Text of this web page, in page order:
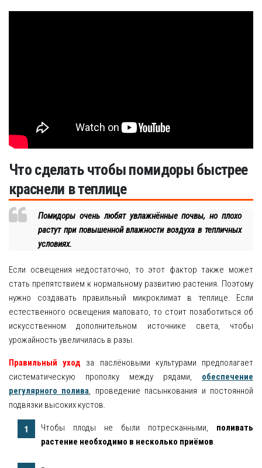
Что сделать чтобы помидоры быстрее
краснели в теплице
Помидоры очень любят увлажнённые почвы, но плохо
растут при повышенной влажности воздуха в тепличных
условиях.
Если освещения недостаточно, то этот фактор также может
стать препятствием к нормальному развитию растения. Поэтому
нужно создавать правильный микроклимат в теплице. Если
естественного освещения маловато, то стоит позаботиться об
искусственном дополнительном источнике света, чтобы
урожайность увеличилась в разы.
Правильный уход за паслёновыми культурами предполагает
систематическую прополку между рядами, обеспечение
регулярного полива, проведение пасынкования и постоянной
подвязки высоких кустов.
Чтобы плоды не были потресканными, поливать
растение необходимо в несколько приёмов.